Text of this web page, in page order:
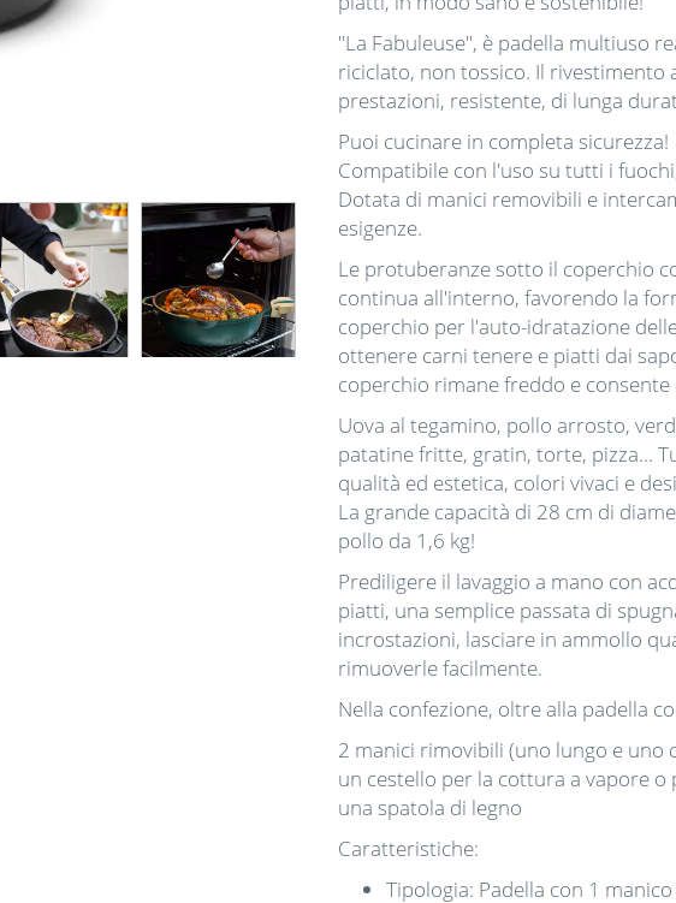
"La Fabuleuse", è padella multiuso
riciclato, non tossico. Il rivestimento
prestazioni, resistente, di lunga
Puoi cucinare in completa sicurezza!
Compatibile con l'uso su tutti i
Dotata di manici removibili e
esigenze.
Le protuberanze sotto il coperchio
continua all'interno, favorendo la
coperchio per l'auto-idratazione
ottenere carni tenere e piatti dai
coperchio rimane freddo e
Uova al tegamino, pollo arrosto,
patatine fritte, gratin, torte, pizza...
qualità ed estetica, colori vivaci e
La grande capacità di 28 cm di
pollo da 1,6 kg!
Prediligere il lavaggio a mano con
piatti, una semplice passata di
incrostazioni, lasciare in ammollo
rimuoverle facilmente.
Nella confezione, oltre alla padella
2 manici rimovibili (uno lungo e uno
un cestello per la cottura a vapore o
una spatola di legno
Caratteristiche:
Tipologia: Padella con 1